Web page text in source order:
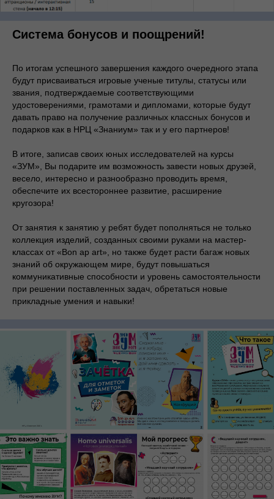
Система бонусов и поощрений!
По итогам успешного завершения каждого очередного этапа
будут присваиваться игровые ученые титулы, статусы или
звания, подтверждаемые соответствующими
удостоверениями, грамотами и дипломами, которые будут
давать право на получение различных классных бонусов и
подарков как в НРЦ «Знаниум» так и у его партнеров!
В итоге, записав своих юных исследователей на курсы
«ЗУМ», Вы подарите им возможность завести новых друзей,
весело, интересно и разнообразно проводить время,
обеспечите их всестороннее развитие, расширение
кругозора!
От занятия к занятию у ребят будет пополняться не только
коллекция изделий, созданных своими руками на мастер-
классах от «Bon ap art», но также будет расти багаж новых
знаний об окружающем мире, будут повышаться
коммуникативные способности и уровень самостоятельности
при решении поставленных задач, обретаться новые
прикладные умения и навыки!